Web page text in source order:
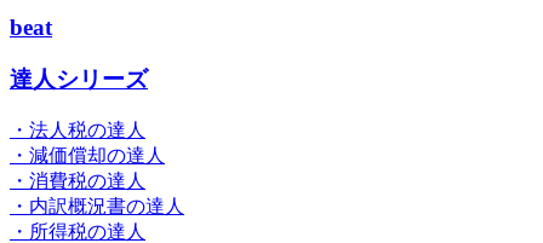
beat
達人シリーズ
・法人税の達人
・減価償却の達人
・消費税の達人
・内訳概況書の達人
・所得税の達人